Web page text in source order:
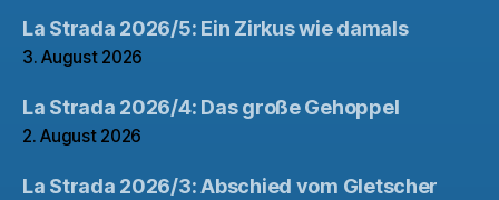
La Strada 2026/5: Ein Zirkus wie damals
3. August 2026
La Strada 2026/4: Das große Gehoppel
2. August 2026
La Strada 2026/3: Abschied vom Gletscher